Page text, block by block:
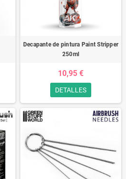
Decapante de pintura Paint Stripper
250ml
10,95 €
DETALLES